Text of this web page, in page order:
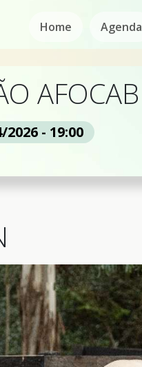
Home Agenda
AFOCAB
2026 - 19:00